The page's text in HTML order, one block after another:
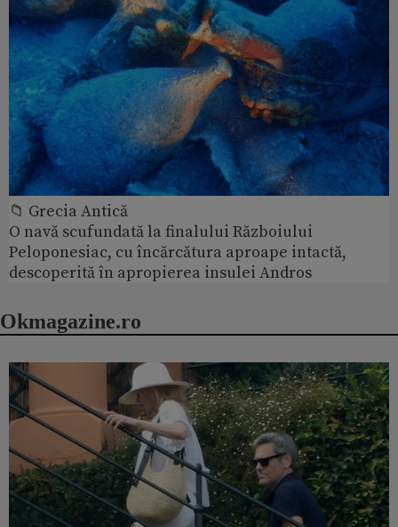
📁 Grecia Antică
O navă scufundată la finalului Războiului
Peloponesiac, cu încărcătura aproape intactă,
descoperită în apropierea insulei Andros
Okmagazine.ro